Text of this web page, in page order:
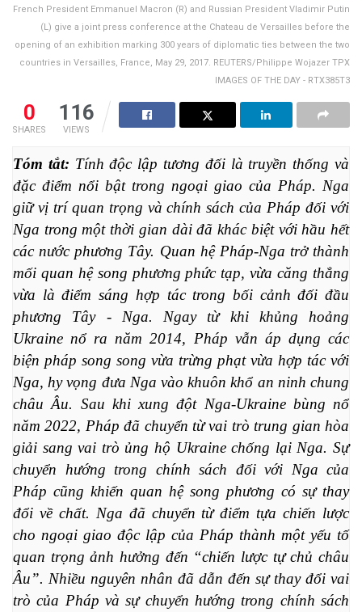
French President Emmanuel Macron (R) and Russian President Vladimir Putin
(L) give a joint press conference at the Chateau de Versailles before the
opening of an exhibition marking 300 years of diplomatic ties between the two
countries in Versailles, France, May 29, 2017. REUTERS/Philippe Wojazer TPX
IMAGES OF THE DAY - RTX385T3
0
SHARES
116
VIEWS
Tóm tắt: Tính độc lập tương đối là truyền thống và
đặc điểm nổi bật trong ngoại giao của Pháp. Nga
giữ vị trí quan trọng và chính sách của Pháp đối với
Nga trong một thời gian dài đã khác biệt với hầu hết
các nước phương Tây. Quan hệ Pháp-Nga trở thành
mối quan hệ song phương phức tạp, vừa căng thẳng
vừa là điểm sáng hợp tác trong bối cảnh đối đầu
phương Tây - Nga. Ngay từ khi khủng hoảng
Ukraine nổ ra năm 2014, Pháp vẫn áp dụng các
biện pháp song song vừa trừng phạt vừa hợp tác với
Nga, hy vọng đưa Nga vào khuôn khổ an ninh chung
châu Âu. Sau khi xung đột Nga-Ukraine bùng nổ
năm 2022, Pháp đã chuyển từ vai trò trung gian hòa
giải sang vai trò ủng hộ Ukraine chống lại Nga. Sự
chuyển hướng trong chính sách đối với Nga của
Pháp cũng khiến quan hệ song phương có sự thay
đổi về chất. Nga đã chuyển từ điểm tựa chiến lược
cho ngoại giao độc lập của Pháp thành một yếu tố
quan trọng ảnh hưởng đến “chiến lược tự chủ châu
Âu”. Nhiều nguyên nhân đã dẫn đến sự thay đổi vai
trò của Pháp và sự chuyển hướng trong chính sách